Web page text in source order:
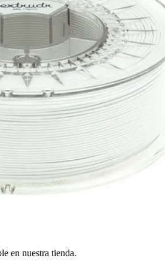
en nuestra tienda.